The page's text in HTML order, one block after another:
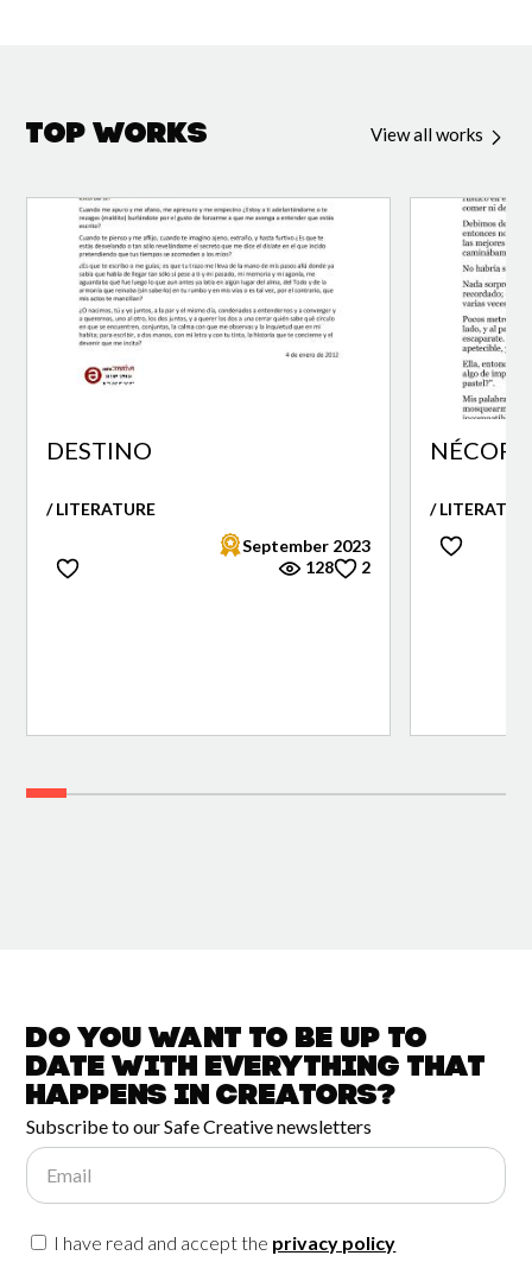
Top Works View all works
DESTINO
/ LITERATURE
September 2023
128
2
/
Do you want to be up to
date witheverything that
happens inCreators?
Subscribe to our Safe Creative newsletters
Email
I have read and accept the privacy policy